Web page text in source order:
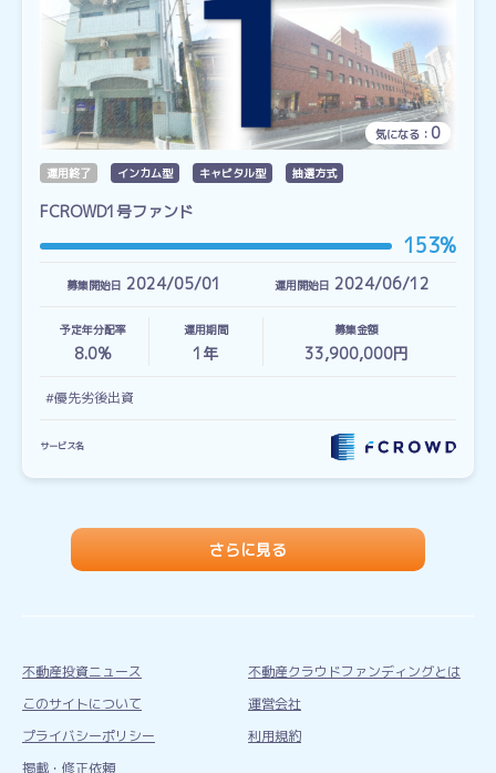
気になる： 0
運用終了 インカム型 キャピタル型 抽選方式
FCROWD1号ファンド
153%
募集開始日 2024/05/01 運用開始日 2024/06/12
予定年分配率
8.0%
運用期間
1 年
募集金額
33,900,000円
#優先劣後出資
サービス名
さらに見る
不動産投資ニュース
不動産クラウドファンディングとは
このサイトについて
運営会社
プライバシーポリシー
利用規約
掲載・修正依頼